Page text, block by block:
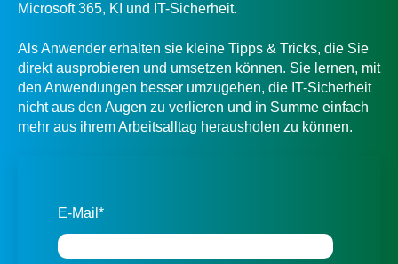
Microsoft 365, KI und IT-Sicherheit.
Als Anwender erhalten sie kleine Tipps & Tricks, die Sie
direkt ausprobieren und umsetzen können. Sie lernen, mit
den Anwendungen besser umzugehen, die IT-Sicherheit
nicht aus den Augen zu verlieren und in Summe einfach
mehr aus ihrem Arbeitsalltag herausholen zu können.
E-Mail *